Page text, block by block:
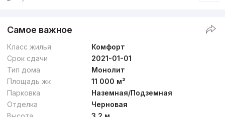
Самое важное
Класс жилья
Комфорт
Срок сдачи
2021-01-01
Тип дома
Монолит
Площадь жк
11 000 м²
Парковка
Наземная/Подземная
Отделка
Черновая